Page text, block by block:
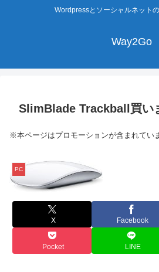
Wordpressとソーシャルネット
Way2Go
SlimBlade Trackball買い
※本ページはプロモーションが含まれてい
PC
X Facebook
Pocket LINE